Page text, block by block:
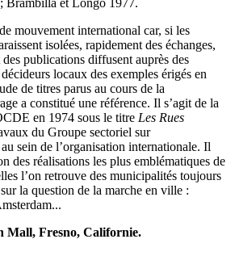
mouvement international car, si les
isolées, rapidement des échanges,
des publications diffusent auprès des
locaux des exemples érigés en
de titres parus au cours de la
a constitué une référence. Il s’agit de la
en 1974 sous le titre Les Rues
du Groupe sectoriel sur
sein de l’organisation internationale. Il
des réalisations les plus emblématiques de
l’on retrouve des municipalités toujours
la question de la marche en ville :
Mall, Fresno, Californie.